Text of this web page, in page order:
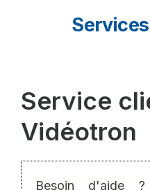
Service
Vidéotron
Besoin d'aide